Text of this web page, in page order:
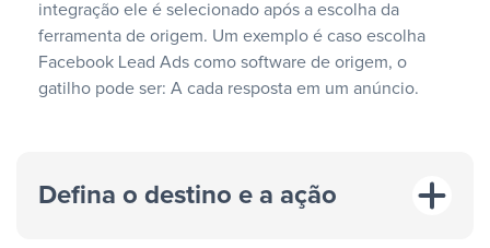
integração ele é selecionado após a escolha da
ferramenta de origem. Um exemplo é caso escolha
Facebook Lead Ads como software de origem, o
gatilho pode ser: A cada resposta em um anúncio.
Defina o destino e a ação